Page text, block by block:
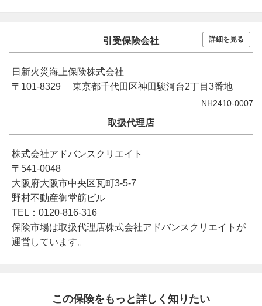
引受保険会社 詳細を見る
日新火災海上保険株式会社
〒101-8329 東京都千代田区神田駿河台2丁目3番地
NH2410-0007
取扱代理店
株式会社アドバンスクリエイト
〒541-0048
大阪府大阪市中央区瓦町3-5-7
野村不動産御堂筋ビル
TEL：0120-816-316
保険市場は取扱代理店株式会社アドバンスクリエイトが
運営しています。
この保険をもっと詳しく知りたい